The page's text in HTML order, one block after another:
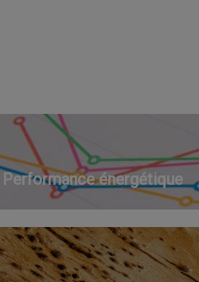
Performance énergétique